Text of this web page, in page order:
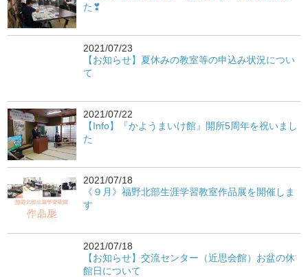
た❣
2021/07/23
【お知らせ】夏休みの教室等の申込み状況につい
て
2021/07/22
【Info】『かようまいけ館』開所5周年を祝いまし
た
2021/07/18
《９月》福野北部生涯学習教室作品展を開催しま
す
2021/07/18
【お知らせ】交流センター（近思会館）お盆の休
館日について